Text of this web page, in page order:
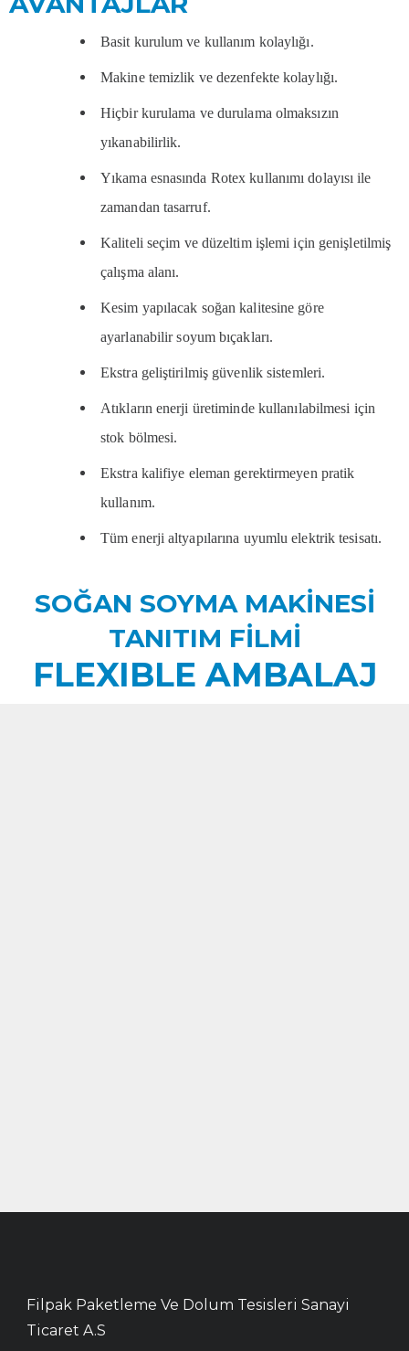
Basit kurulum ve kullanım kolaylığı.
Makine temizlik ve dezenfekte kolaylığı.
Hiçbir kurulama ve durulama olmaksızın
yıkanabilirlik.
Yıkama esnasında Rotex kullanımı dolayısı ile
zamandan tasarruf.
Kaliteli seçim ve düzeltim işlemi için genişletilmiş
çalışma alanı.
Kesim yapılacak soğan kalitesine göre
ayarlanabilir soyum bıçakları.
Ekstra geliştirilmiş güvenlik sistemleri.
Atıkların enerji üretiminde kullanılabilmesi için
stok bölmesi.
Ekstra kalifiye eleman gerektirmeyen pratik
kullanım.
Tüm enerji altyapılarına uyumlu elektrik tesisatı.
SOĞAN SOYMA MAKİNESİ
TANITIM FİLMİ
FLEXIBLE AMBALAJ
Filpak Paketleme Ve Dolum Tesisleri Sanayi
Ticaret A.S